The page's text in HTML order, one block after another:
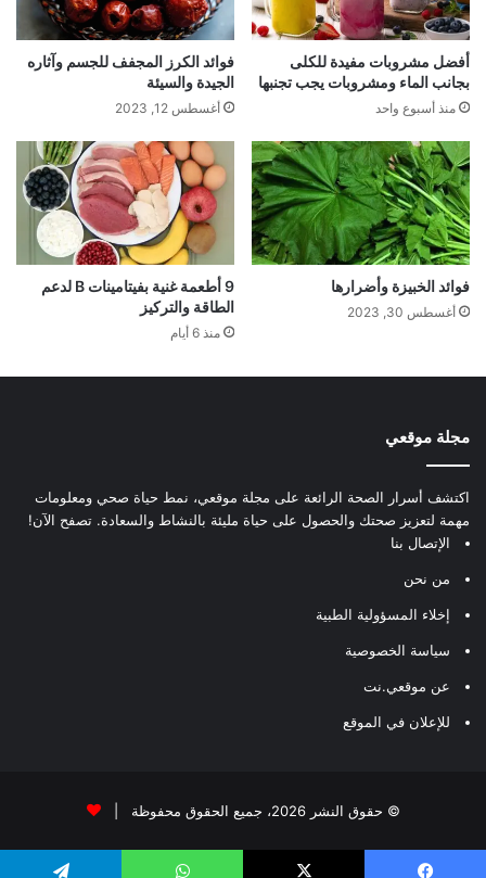
أفضل مشروبات مفيدة للكلى
بجانب الماء ومشروبات يجب تجنبها
منذ أسبوع واحد
فوائد الكرز المجفف للجسم وآثاره
الجيدة والسيئة
أغسطس 12, 2023
فوائد الخبيزة وأضرارها
أغسطس 30, 2023
9 أطعمة غنية بفيتامينات B لدعم
الطاقة والتركيز
منذ 6 أيام
مجلة موقعي
اكتشف أسرار الصحة الرائعة على مجلة موقعي، نمط حياة صحي ومعلومات
مهمة لتعزيز صحتك والحصول على حياة مليئة بالنشاط والسعادة. تصفح الآن!
الإتصال بنا
من نحن
إخلاء المسؤولية الطبية
سياسة الخصوصية
عن موقعي.نت
للإعلان في الموقع
© حقوق النشر 2026، جميع الحقوق محفوظة |